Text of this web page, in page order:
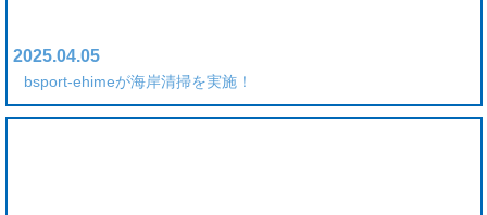
2025.04.05
bsport-ehimeが海岸清掃を実施！